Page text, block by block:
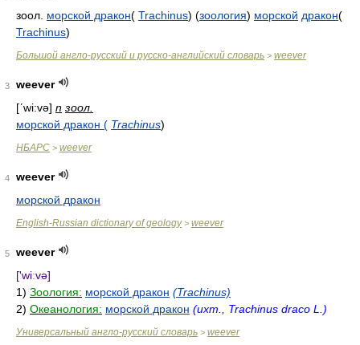
зоол. морской дракон( Trachinus) (зоология) морской дракон(
Trachinus)
Большой англо-русский и русско-английский словарь > weever
3
weever
[ʹwi:və] n зоол.
морской дракон ( Trachinus)
НБАРС > weever
4
weever
морской дракон
English-Russian dictionary of geology> weever
5
weever
['wiːvə]
1) Зоология: морской дракон (Trachinus)
2) Океанология: морской дракон (ихт., Trachinus draco L.)
Универсальный англо-русский словарь > weever